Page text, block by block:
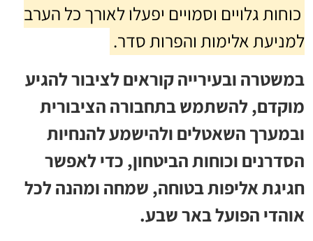
כוחות גלויים וסמויים יפעלו לאורך כל הערב
למניעת אלימות והפרות סדר.
במשטרה ובעירייה קוראים לציבור להגיע
מוקדם, להשתמש בתחבורה הציבורית
ובמערך השאטלים ולהישמע להנחיות
הסדרנים וכוחות הביטחון, כדי לאפשר
חגיגת אליפות בטוחה, שמחה ומהנה לכל
אוהדי הפועל באר שבע.